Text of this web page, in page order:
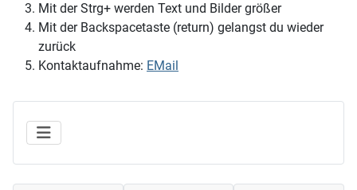
Mit der Strg+ werden Text und Bilder größer
Mit der Backspacetaste (return) gelangst du wieder
zurück
Kontaktaufnahme: EMail